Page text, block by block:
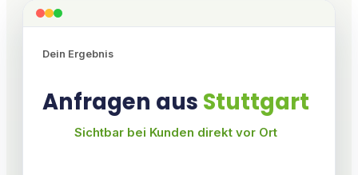
Dein Ergebnis
Anfragen aus Stuttgart
Sichtbar bei Kunden direkt vor Ort